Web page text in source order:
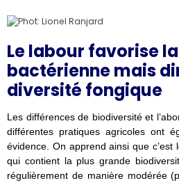
Le labour favorise
bactérienne mais
diversité fongique
Les différences de biodiversité et
différentes pratiques agricoles ont
évidence. On apprend ainsi que
qui contient la plus grande
régulièrement de manière modérée